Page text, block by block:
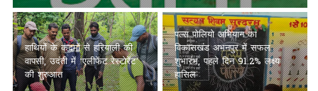
हाथियों के कदमों से हरियाली की
वापसी, उदंती में ‘एलीफेंट रेस्टोरेंट’
की शुरुआत
पल्स पोलियो अभियान का
विकासखंड अभनपुर में सफल
शुभारंभ, पहले दिन 91.2% लक्ष्य
हासिल